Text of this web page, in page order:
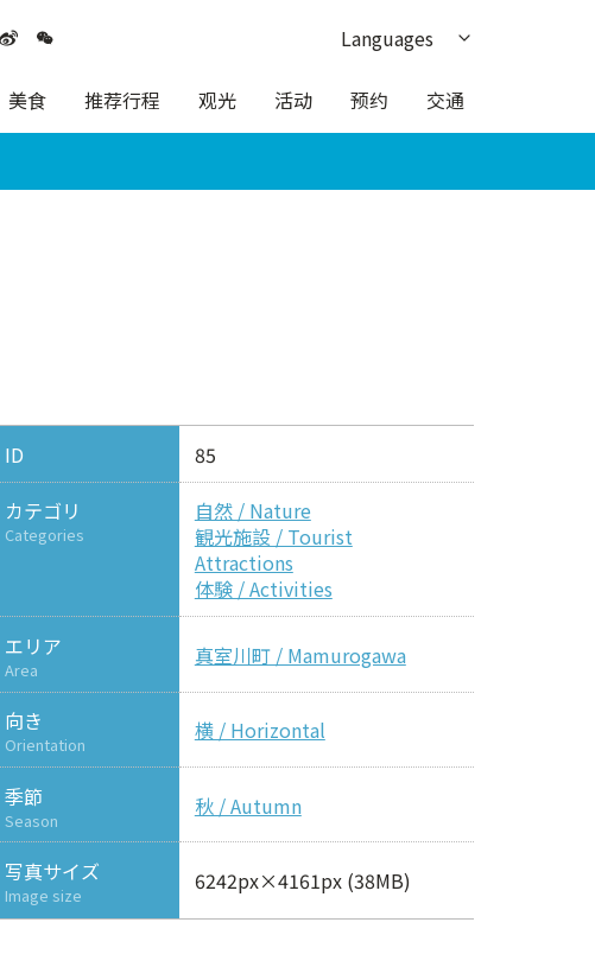
美食 推荐行程 观光 活动 预约 交通
Languages
日本語
ID
85
カテゴリ
Categories
自然 / Nature
観光施設 / Tourist
Attractions
体験 / Activities
エリア
Area
真室川町 / Mamurogawa
向き
Orientation
横 / Horizontal
季節
Season
秋 / Autumn
写真サイズ
Image size
6242px×4161px (38MB)